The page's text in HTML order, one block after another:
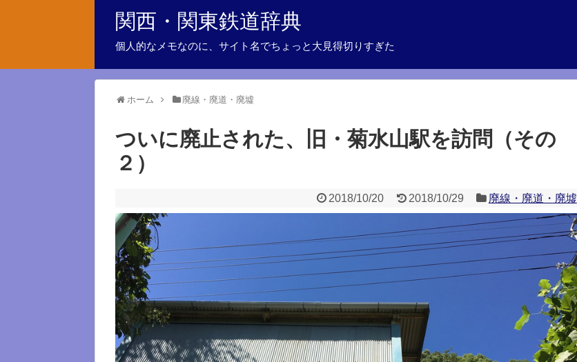
関西・関東鉄道辞典
個人的なメモなのに、サイト名でちょっと大見得切りすぎた
ホーム 廃線・廃道・廃墟
ついに廃止された、旧・菊水山駅を訪問（その
２）
2018/10/20 2018/10/29 廃線・廃道・廃墟